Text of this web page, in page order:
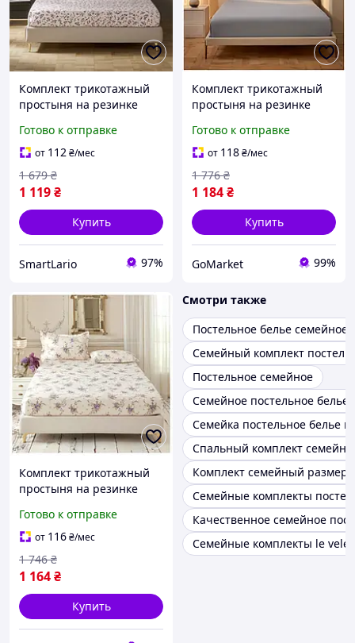
Комплект трикотажный
простыня на резинке
наволочками 50х70 см
для дома blooms LS-6961
Готово к отправке
от 112₴/мес
1 119₴
1 679 ₴
Купить
SmartLario 97%
Комплект трикотажный
простыня на резинке
наволочками 50х70 см
для дома серый GR-5140
Готово к отправке
от 118₴/мес
1 184₴
1 776 ₴
Купить
GoMarket 99%
Комплект трикотажный
простыня на резинке
наволочками 50х70 см
для дома бежевый SQ-
6950
Готово к отправке
от 116₴/мес
1 164₴
1 746 ₴
Купить
Смотри также
Постельное белье семейное
Семейный комплект
Постельное семейное
Семейное постельное белье
Семейка постельное белье
Спальный комплект
Комплект семейный
Семейные комплекты
Качественное семейное
Семейные комплекты le vele